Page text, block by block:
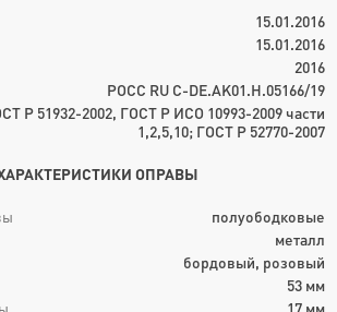
15.01.2016
15.01.2016
2016
РОСС RU C-DE.AK01.H.05166/19
Р 51932-2002, ГОСТ Р ИСО 10993-2009 части
1,2,5,10; ГОСТ Р 52770-2007
ОПРАВЫ
полуободковые
металл
бордовый, розовый
53 мм
17 мм